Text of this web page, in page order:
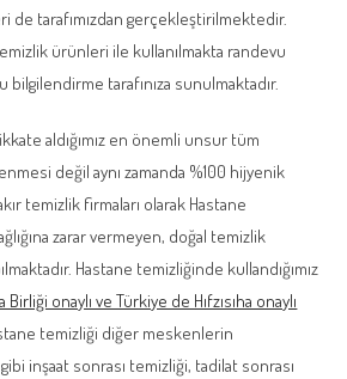
de tarafımızdan gerçekleştirilmektedir.
ürünleri ile kullanılmakta randevu
tarafınıza sunulmaktadır.
aldığımız en önemli unsur tüm
değil aynı zamanda %100 hijyenik
temizlik firmaları olarak Hastane
zarar vermeyen, doğal temizlik
Hastane temizliğinde kullandığımız
Birliği onaylı ve Türkiye de Hıfzısıha onaylı
temizliği diğer meskenlerin
inşaat sonrası temizliği, tadilat sonrası